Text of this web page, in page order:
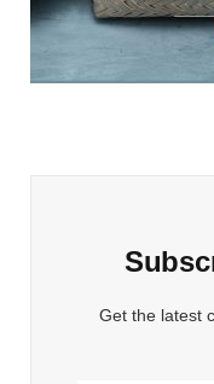
Get the latest